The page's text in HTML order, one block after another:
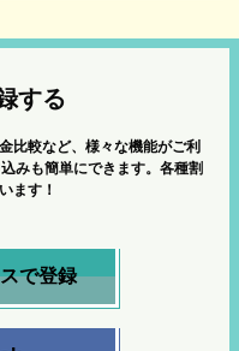
する
比較など、様々な機能がご利
みも簡単にできます。各種割
ます！
で登録